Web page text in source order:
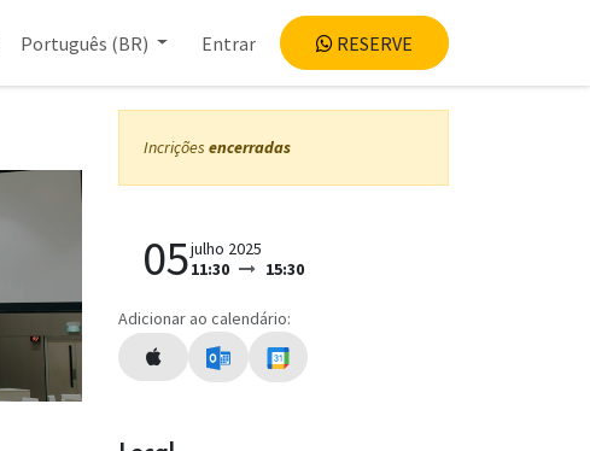
Português (BR) Entrar RESERVE
Incrições encerradas
05julho 2025
11:30
15:30
Adicionar ao calendário: